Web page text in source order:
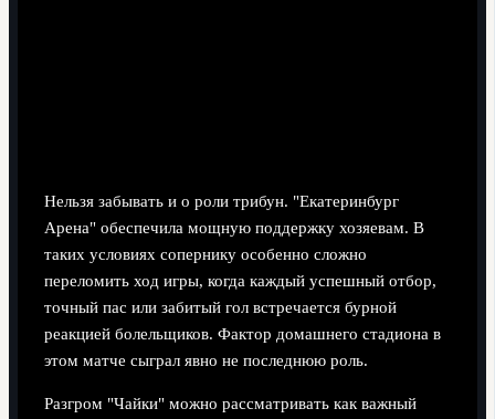
Нельзя забывать и о роли трибун. "Екатеринбург
Арена" обеспечила мощную поддержку хозяевам. В
таких условиях сопернику особенно сложно
переломить ход игры, когда каждый успешный отбор,
точный пас или забитый гол встречается бурной
реакцией болельщиков. Фактор домашнего стадиона в
этом матче сыграл явно не последнюю роль.
Разгром "Чайки" можно рассматривать как важный